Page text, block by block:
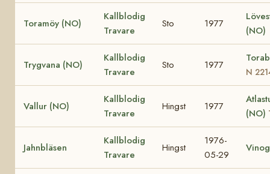
Toramöy (NO)
Kallblodig
Travare
Sto 1977
(NO)
Trygvana (NO)
Kallblodig
Travare
Sto 1977
N
Vallur (NO)
Kallblodig
Travare
Hingst 1977
(NO)
Jahnbläsen
Kallblodig
Travare
Hingst
1976-
05-29